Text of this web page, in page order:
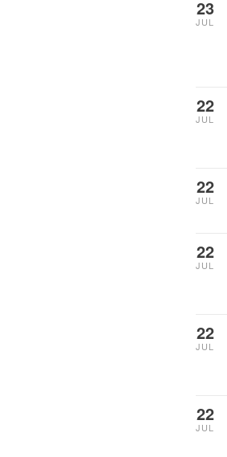
23
JUL
22
JUL
22
JUL
22
JUL
22
JUL
22
JUL